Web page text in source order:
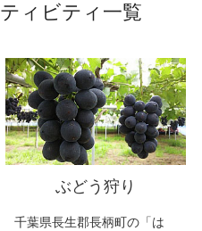
ィビティ一覧
ぶどう狩り
千葉県長生郡長柄町の「は